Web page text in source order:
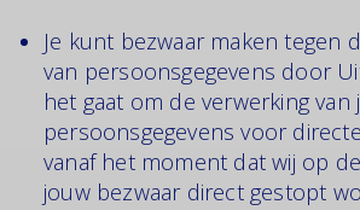
Je kunt bezwaar maken tegen
van persoonsgegevens door
het gaat om de verwerking van
persoonsgegevens voor
vanaf het moment dat wij op
jouw bezwaar direct gestopt